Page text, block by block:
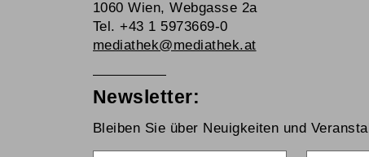
1060 Wien, Webgasse 2a
Tel. +43 1 5973669-0
mediathek@mediathek.at
Newsletter:
Bleiben Sie über Neuigkeiten und